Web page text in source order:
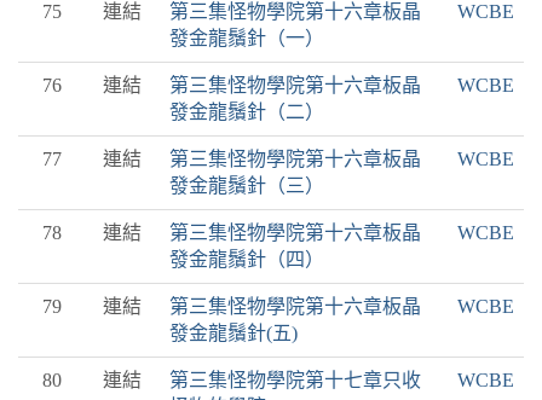
75 連結
第三集怪物學院第十六章板晶
發金龍鬚針（一）
WCBE
76 連結
第三集怪物學院第十六章板晶
發金龍鬚針（二）
WCBE
77 連結
第三集怪物學院第十六章板晶
發金龍鬚針（三）
WCBE
78 連結
第三集怪物學院第十六章板晶
發金龍鬚針（四）
WCBE
79 連結
第三集怪物學院第十六章板晶
發金龍鬚針(五)
WCBE
80 連結
第三集怪物學院第十七章只收
WCBE